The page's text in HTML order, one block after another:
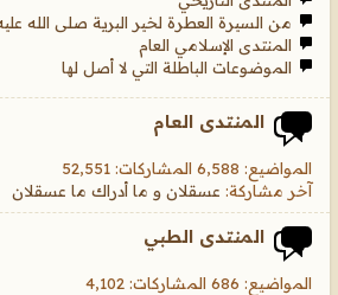
من السيرة العطرة لخير البرية صلى الله
المنتدى الإسلامي العام
الموضوعات الباطلة التي لا أصل لها
المنتدى العام
المواضيع: 6,588 المشاركات: 52,551
آخر مشاركة: عسقلان و ما أدراك ما عسقلان
المنتدى الطبي
المواضيع: 686 المشاركات: 4,102